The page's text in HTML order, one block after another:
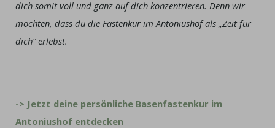
dich somit voll und ganz auf dich konzentrieren. Denn wir
möchten, dass du die Fastenkur im Antoniushof als „Zeit für
dich“ erlebst.
-> Jetzt deine persönliche Basenfastenkur im
Antoniushof entdecken